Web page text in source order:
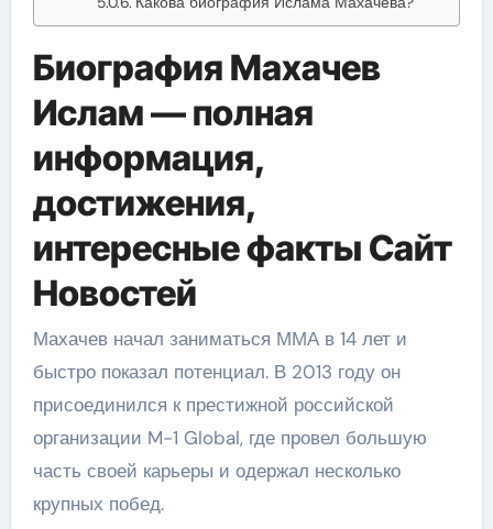
Биография Махачев
Ислам — полная
информация,
достижения,
интересные факты Сайт
Новостей
Махачев начал заниматься ММА в 14 лет и
быстро показал потенциал. В 2013 году он
присоединился к престижной российской
организации M-1 Global, где провел большую
часть своей карьеры и одержал несколько
крупных побед.